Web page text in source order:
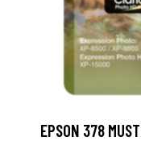
EPSON 378